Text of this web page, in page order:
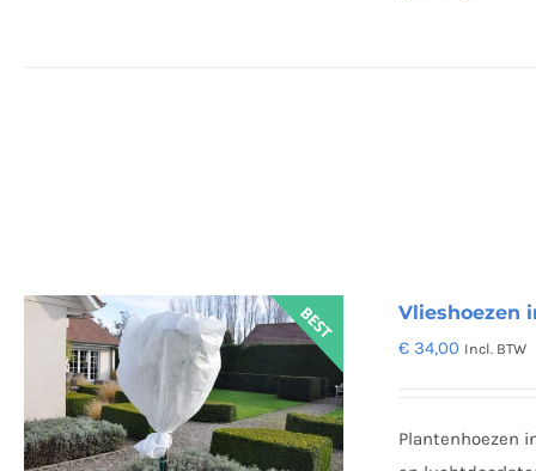
Vlieshoezen
€ 34,00 Incl. BTW
Plantenhoezen